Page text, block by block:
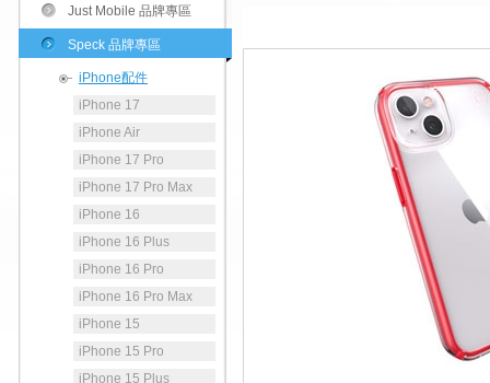
Just Mobile 品牌專區
Speck 品牌專區
iPhone配件
iPhone 17
iPhone Air
iPhone 17 Pro
iPhone 17 Pro Max
iPhone 16
iPhone 16 Plus
iPhone 16 Pro
iPhone 16 Pro Max
iPhone 15
iPhone 15 Pro
iPhone 15 Plus